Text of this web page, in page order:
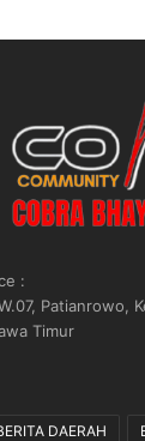
:
Patianrowo,
Timur
DAERAH